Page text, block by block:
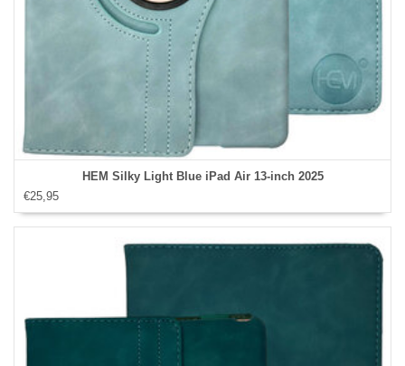
HEM Silky Light Blue iPad Air 13‑inch 2025
€25,95